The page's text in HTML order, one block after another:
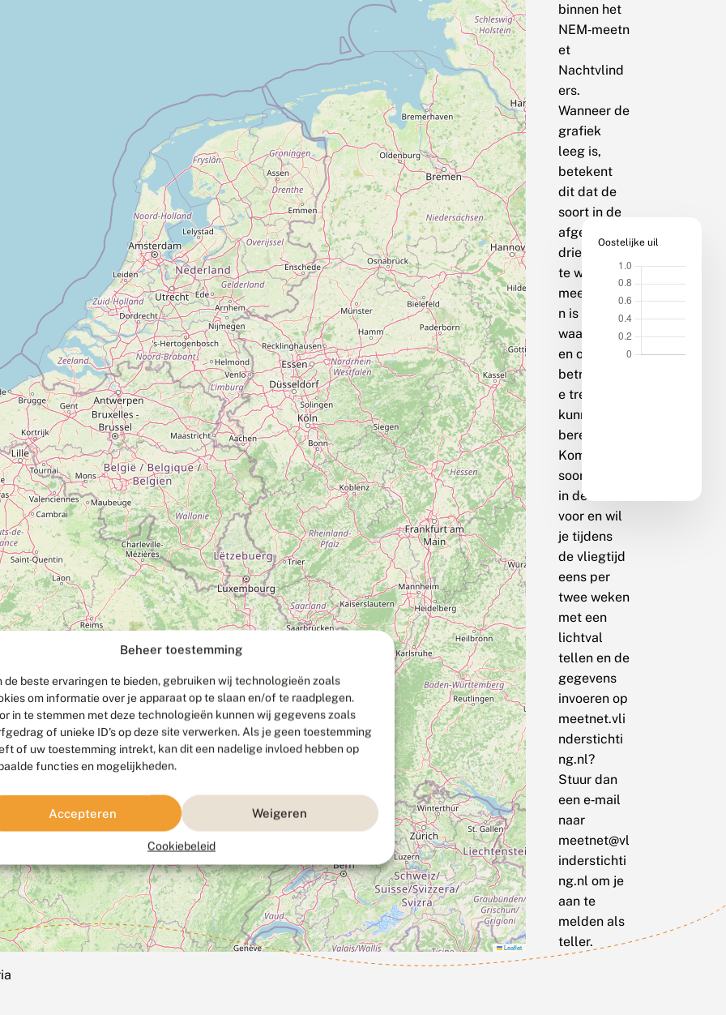
Beheer toestemming
de beste ervaringen te bieden, gebruiken wij technologieën zoals
om informatie over je apparaat op te slaan en/of te raadplegen.
in te stemmen met deze technologieën kunnen wij gegevens zoals
of unieke ID's op deze site verwerken. Als je geen toestemming
of uw toestemming intrekt, kan dit een nadelige invloed hebben op
functies en mogelijkheden.
Accepteren Weigeren
Cookiebeleid
Leaflet
binnen het
NEM‑meetn
et
Nachtvlind
ers.
Wanneer de
grafiek
leeg is,
betekent
dit dat de
soort in de
afgelopen
drie jaar op
te weinig
meetpunte
n is
waargenom
en om een
betrouwbar
e trend te
kunnen
berekenen.
Komt de
soort bij jou
in de buurt
voor en wil
je tijdens
de vliegtijd
eens per
twee weken
met een
lichtval
tellen en de
gegevens
invoeren op
meetnet.vli
nderstichti
ng.nl?
Stuur dan
een e‑mail
naar
meetnet@vl
inderstichti
ng.nl om je
aan te
melden als
teller.
Oostelijke uil